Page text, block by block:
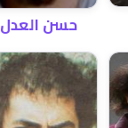
حسن العدل